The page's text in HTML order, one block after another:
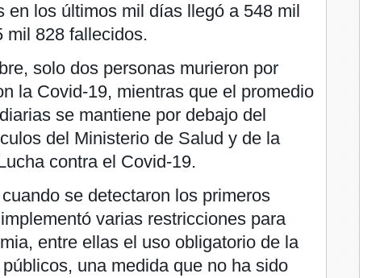
en los últimos mil días llegó a 548 mil
mil 828 fallecidos.
solo dos personas murieron por
la Covid-19, mientras que el promedio
se mantiene por debajo del
del Ministerio de Salud y de la
contra el Covid-19.
se detectaron los primeros
varias restricciones para
entre ellas el uso obligatorio de la
una medida que no ha sido